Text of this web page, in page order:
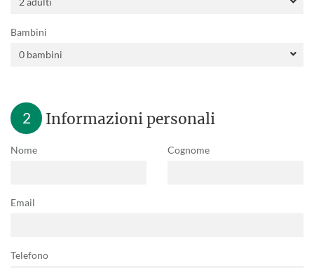
Bambini
2 Informazioni personali
Nome Cognome
Email
Telefono